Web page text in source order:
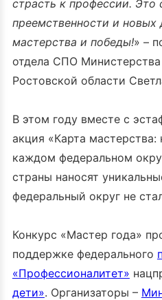
страсть к профессии. Это
преемственности и
мастерства и победы!» –
отдела СПО Министерства
Ростовской области
В этом году вместе с
акция «Карта
каждом федеральном
страны наносят
федеральный округ не
Конкурс «Мастер года»
поддержке федерального
«Профессионалитет»
дети». Организаторы –